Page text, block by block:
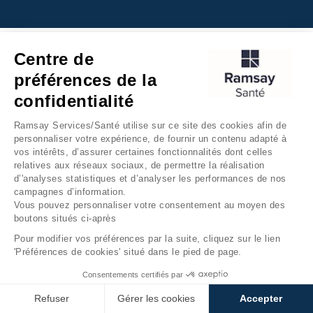
Centre de
préférences de la
confidentialité
Ramsay Services/Santé utilise sur ce site des cookies afin de
personnaliser votre expérience, de fournir un contenu adapté à
vos intérêts, d’assurer certaines fonctionnalités dont celles
relatives aux réseaux sociaux, de permettre la réalisation
d’'analyses statistiques et d’analyser les performances de nos
campagnes d’information.
Vous pouvez personnaliser votre consentement au moyen des
boutons situés ci-après
Pour modifier vos préférences par la suite, cliquez sur le lien
'Préférences de cookies' situé dans le pied de page.
Consentements certifiés par
Refuser Gérer les cookies Accepter